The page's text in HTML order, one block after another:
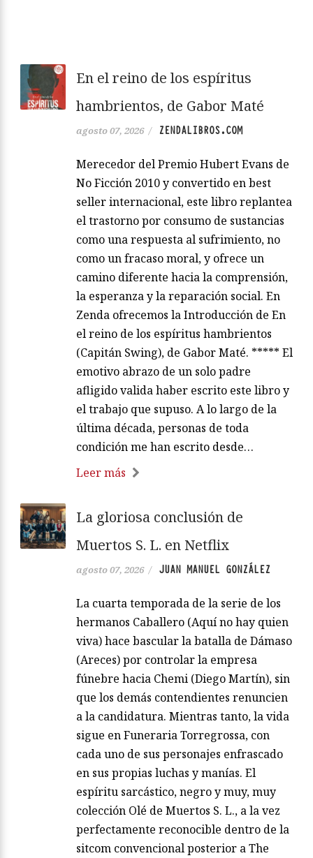
En el reino de los espíritus
hambrientos, de Gabor Maté
agosto 07, 2026 / ZENDALIBROS.COM
Merecedor del Premio Hubert Evans de
No Ficción 2010 y convertido en best
seller internacional, este libro replantea
el trastorno por consumo de sustancias
como una respuesta al sufrimiento, no
como un fracaso moral, y ofrece un
camino diferente hacia la comprensión,
la esperanza y la reparación social. En
Zenda ofrecemos la Introducción de En
el reino de los espíritus hambrientos
(Capitán Swing), de Gabor Maté. ***** El
emotivo abrazo de un solo padre
afligido valida haber escrito este libro y
el trabajo que supuso. A lo largo de la
última década, personas de toda
condición me han escrito desde…
Leer más
La gloriosa conclusión de
Muertos S. L. en Netflix
agosto 07, 2026 / JUAN MANUEL GONZÁLEZ
La cuarta temporada de la serie de los
hermanos Caballero (Aquí no hay quien
viva) hace bascular la batalla de Dámaso
(Areces) por controlar la empresa
fúnebre hacia Chemi (Diego Martín), sin
que los demás contendientes renuncien
a la candidatura. Mientras tanto, la vida
sigue en Funeraria Torregrossa, con
cada uno de sus personajes enfrascado
en sus propias luchas y manías. El
espíritu sarcástico, negro y muy, muy
colección Olé de Muertos S. L., a la vez
perfectamente reconocible dentro de la
sitcom convencional posterior a The